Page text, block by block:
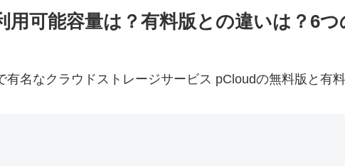
可能容量は？有料版との違いは？6つ
名なクラウドストレージサービス pCloudの無料版と有